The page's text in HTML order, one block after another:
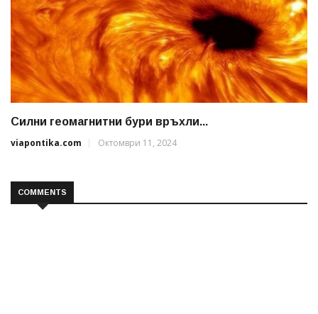
Силни геомагнитни бури връхли...
viapontika.com
Октомври 11, 2024
COMMENTS